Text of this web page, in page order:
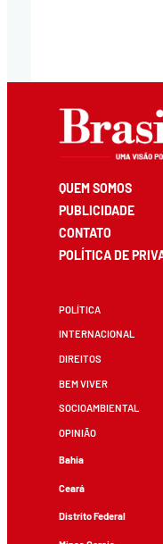
QUEM SOMOS
PUBLICIDADE
CONTATO
POLÍTICA DE
POLÍTICA
INTERNACIONAL
DIREITOS
BEM VIVER
SOCIOAMBIENTAL
OPINIÃO
Bahia
Ceará
Distrito Federal